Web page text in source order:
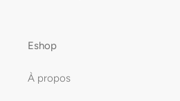
Eshop
À propos